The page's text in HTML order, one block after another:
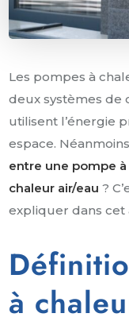
Les pompes à
deux systèmes de
utilisent l’énergie
espace.
entre une pompe
chaleur air/eau ?
expliquer dans cet
à